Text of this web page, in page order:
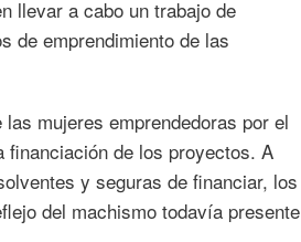
llevar a cabo un trabajo de
de emprendimiento de las
mujeres emprendedoras por el
financiación de los proyectos. A
y seguras de financiar, los
del machismo todavía presente